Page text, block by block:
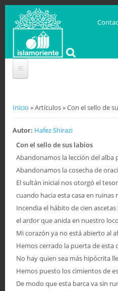
Se encuentra usted
Inicio » Artículos » Con el sello de
Autor: Hafez Shirazi
Con el sello de sus labios
Abandonamos la lección del alba
Abandonamos la cosecha de
El sultán inicial nos otorgó el
cuando hacia esta casa en ruinas
Incendia el hábito de cien ascetas
el ardor que anida en nuestro
Mi corazón ya no está abierto al
Hemos cerrado la puerta de esta
No hay quien sea más hipócrita
Hemos puesto los cimientos de
De modo que esta barca va sin